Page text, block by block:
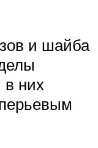
и шайба
в них